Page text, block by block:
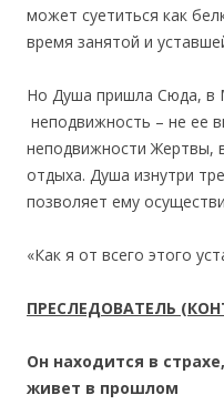
может суетиться как
время занятой и
Но Душа пришла Сюда, в
неподвижность – не ее
неподвижности Жертвы,
отдыха. Душа изнутри
позволяет ему
«Как я от всего этого
ПРЕСЛЕДОВАТЕЛЬ
Он находится в
живет в прошлом